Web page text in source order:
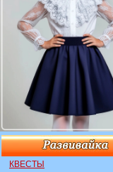
КВЕСТЫ